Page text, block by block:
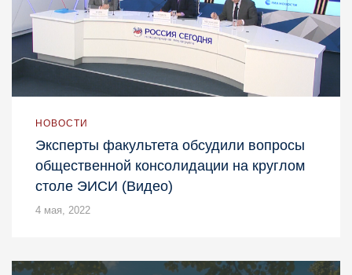
НОВОСТИ
Эксперты факультета обсудили вопросы
общественной консолидации на круглом
столе ЭИСИ (Видео)
4 мая, 2022